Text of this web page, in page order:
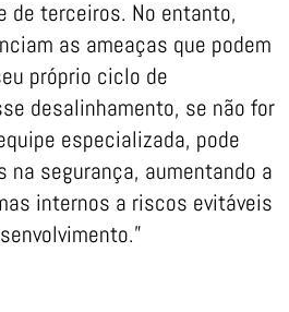
de terceiros. No entanto,
as ameaças que podem
próprio ciclo de
desalinhamento, se não for
especializada, pode
segurança, aumentando a
internos a riscos evitáveis